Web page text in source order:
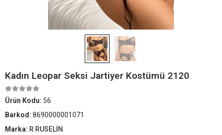
Kadın Leopar Seksi Jartiyer Kostümü 2120
Ürün Kodu: 56
Barkod: 8690000001071
Marka: R RUSELİN